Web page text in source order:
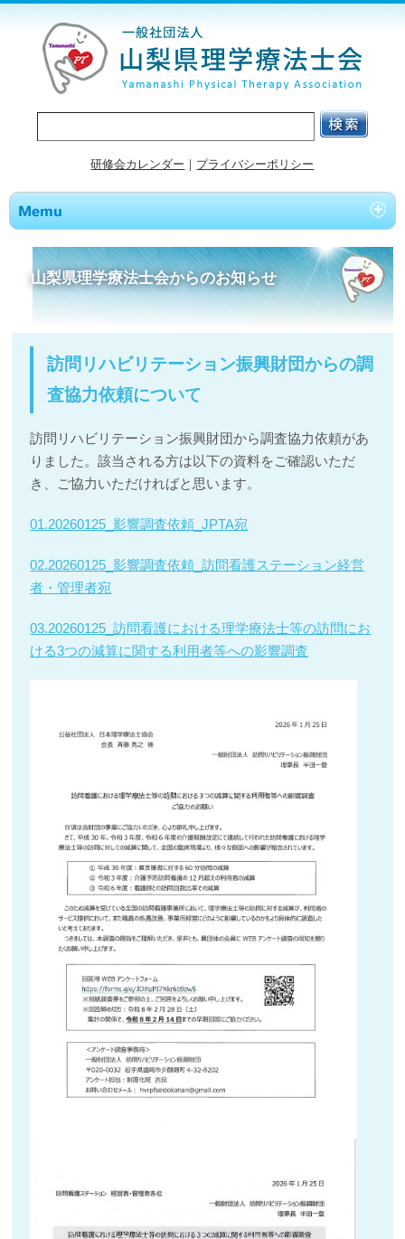
研修会カレンダー ｜ プライバシーポリシー
山梨県理学療法士会からのお知らせ
訪問リハビリテーション振興財団からの調
査協力依頼について
訪問リハビリテーション振興財団から調査協力依頼があ
りました。該当される方は以下の資料をご確認いただ
き、ご協力いただければと思います。
01.20260125_影響調査依頼_JPTA宛
02.20260125_影響調査依頼_訪問看護ステーション経営
者・管理者宛
03.20260125_訪問看護における理学療法士等の訪問にお
ける3つの減算に関する利用者等への影響調査